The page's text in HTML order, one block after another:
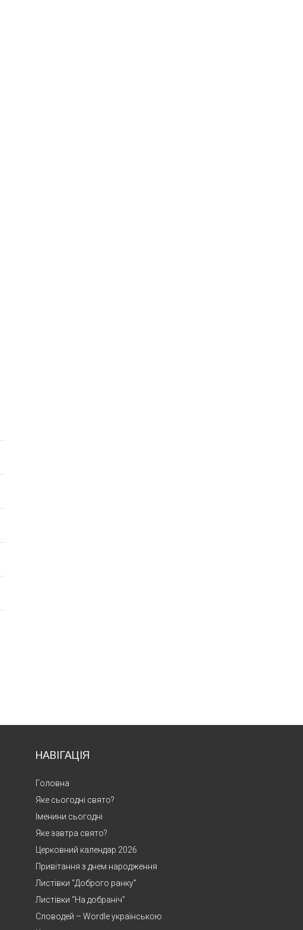
НАВІГАЦІЯ
Головна
Яке сьогодні свято?
Іменини сьогодні
Яке завтра свято?
Церковний календар 2026
Привітання з днем народження
Листівки “Доброго ранку”
Листівки “На добраніч”
Словодей – Wordle українською